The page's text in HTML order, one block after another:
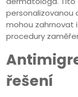
personalizovanou
mohou zahrnovat
procedury
řešení